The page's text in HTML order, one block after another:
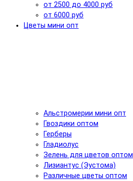
от 2500 до 4000 руб
от 6000 руб
Цветы мини опт
Альстромерии мини опт
Гвоздики оптом
Герберы
Гладиолус
Зелень для цветов оптом
Лизиантус (Эустома)
Различные цветы оптом